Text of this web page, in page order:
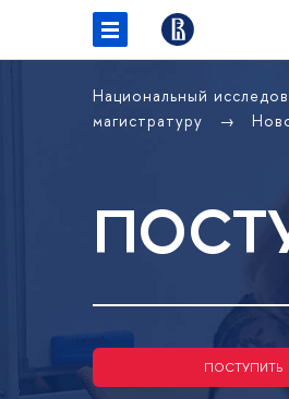
Национальный
магистратуру
ПОСТУПИТЬ